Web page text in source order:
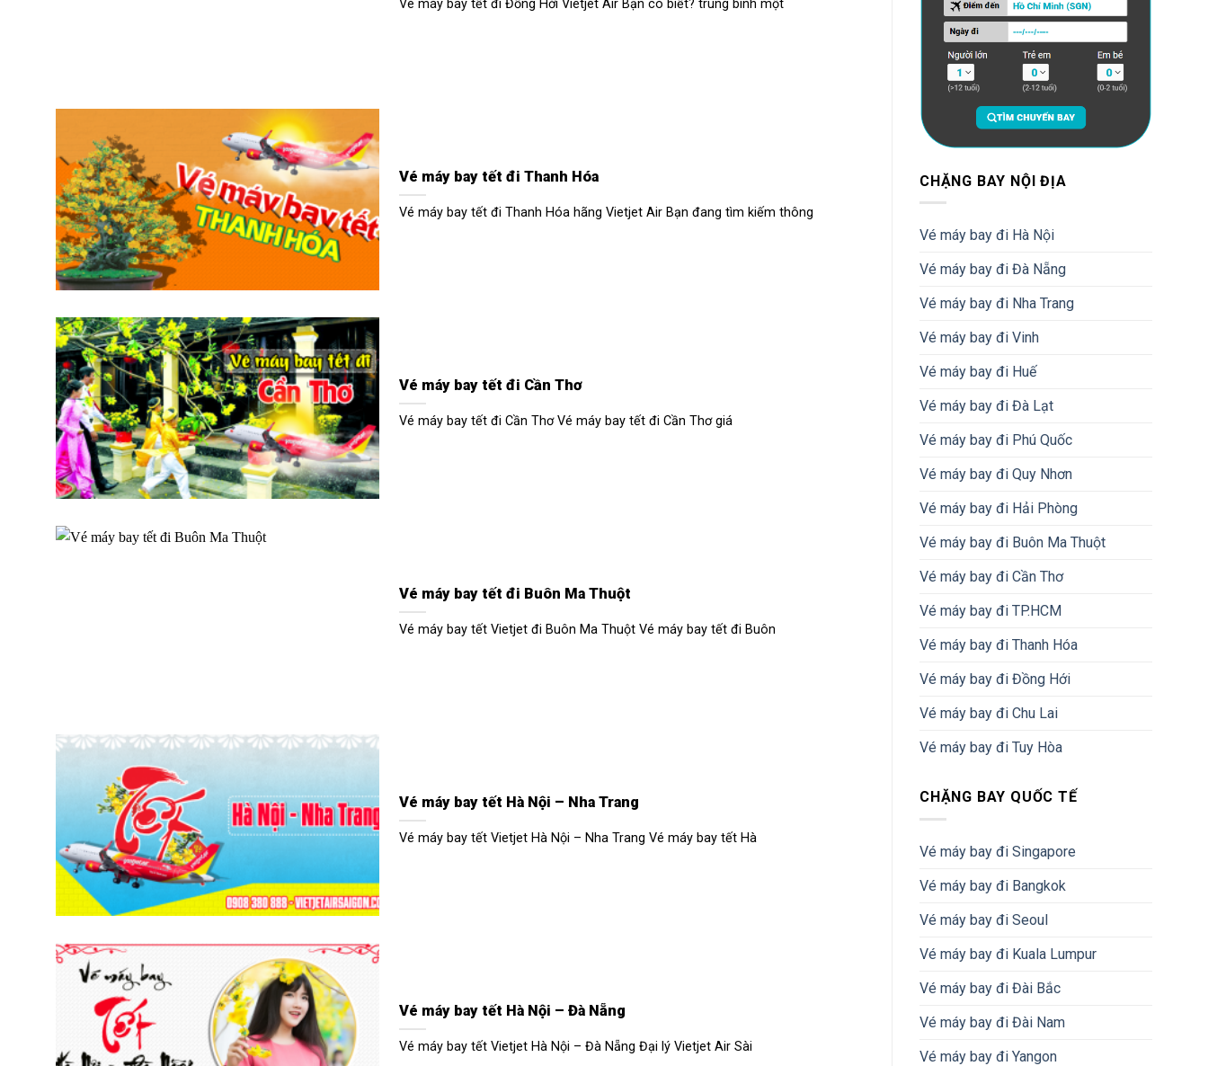
Vé máy bay tết đi Đồng Hới Vietjet Air Bạn có biết? trung bình một
Vé máy bay tết đi Thanh Hóa
Vé máy bay tết đi Thanh Hóa hãng Vietjet Air Bạn đang tìm kiếm thông
Vé máy bay tết đi Cần Thơ
Vé máy bay tết đi Cần Thơ Vé máy bay tết đi Cần Thơ giá
Vé máy bay tết đi Buôn Ma Thuột
Vé máy bay tết Vietjet đi Buôn Ma Thuột Vé máy bay tết đi Buôn
Vé máy bay tết Hà Nội – Nha Trang
Vé máy bay tết Vietjet Hà Nội – Nha Trang Vé máy bay tết Hà
Vé máy bay tết Hà Nội – Đà Nẵng
Vé máy bay tết Vietjet Hà Nội – Đà Nẵng Đại lý Vietjet Air Sài
CHẶNG BAY NỘI ĐỊA
Vé máy bay đi Hà Nội
Vé máy bay đi Đà Nẵng
Vé máy bay đi Nha Trang
Vé máy bay đi Vinh
Vé máy bay đi Huế
Vé máy bay đi Đà Lạt
Vé máy bay đi Phú Quốc
Vé máy bay đi Quy Nhơn
Vé máy bay đi Hải Phòng
Vé máy bay đi Buôn Ma Thuột
Vé máy bay đi Cần Thơ
Vé máy bay đi TP.HCM
Vé máy bay đi Thanh Hóa
Vé máy bay đi Đồng Hới
Vé máy bay đi Chu Lai
Vé máy bay đi Tuy Hòa
CHẶNG BAY QUỐC TẾ
Vé máy bay đi Singapore
Vé máy bay đi Bangkok
Vé máy bay đi Seoul
Vé máy bay đi Kuala Lumpur
Vé máy bay đi Đài Bắc
Vé máy bay đi Đài Nam
Vé máy bay đi Yangon